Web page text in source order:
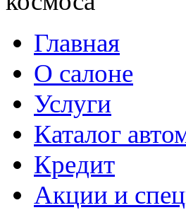
Главная
О салоне
Услуги
Каталог
Кредит
Акции и